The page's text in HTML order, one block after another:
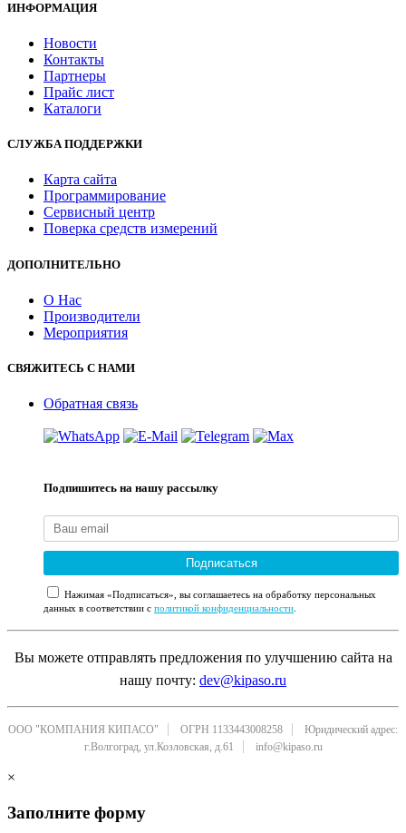
ИНФОРМАЦИЯ
Новости
Контакты
Партнеры
Прайс лист
Каталоги
СЛУЖБА ПОДДЕРЖКИ
Карта сайта
Программирование
Сервисный центр
Поверка средств измерений
ДОПОЛНИТЕЛЬНО
О Нас
Производители
Мероприятия
СВЯЖИТЕСЬ С НАМИ
Обратная связь
Подпишитесь на нашу рассылку
Подписаться
Нажимая «Подписаться», вы соглашаетесь на обработку персональных
данных в соответствии с политикой конфиденциальности.
Вы можете отправлять предложения по улучшению сайта на
нашу почту: dev@kipaso.ru
ООО "КОМПАНИЯ КИПАСО" ОГРН 1133443008258
Юридический адрес:
г.Волгоград, ул.Козловская, д.61
info@kipaso.ru
×
Заполните форму